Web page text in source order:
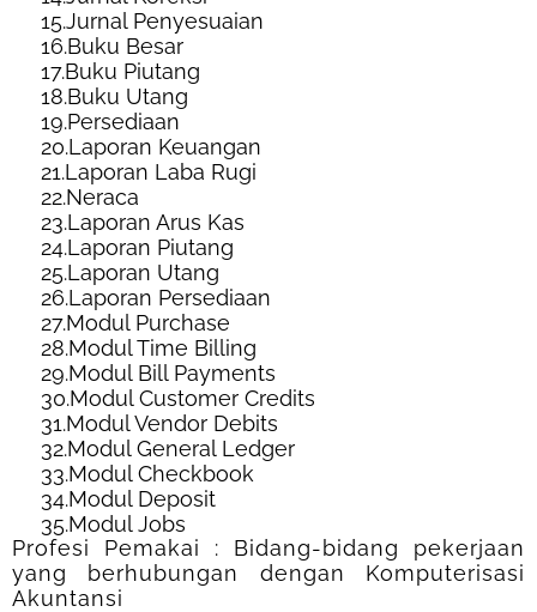
15.Jurnal Penyesuaian
16.Buku Besar
17.Buku Piutang
18.Buku Utang
19.Persediaan
20.Laporan Keuangan
21.Laporan Laba Rugi
22.Neraca
23.Laporan Arus Kas
24.Laporan Piutang
25.Laporan Utang
26.Laporan Persediaan
27.Modul Purchase
28.Modul Time Billing
29.Modul Bill Payments
30.Modul Customer Credits
31.Modul Vendor Debits
32.Modul General Ledger
33.Modul Checkbook
34.Modul Deposit
35.Modul Jobs
Profesi Pemakai : Bidang-bidang pekerjaan
yang berhubungan dengan Komputerisasi
Akuntansi